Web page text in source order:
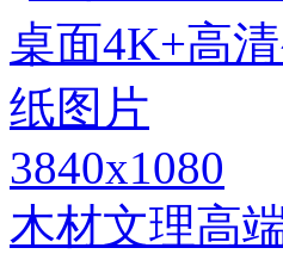
3840x1080
木材文理高